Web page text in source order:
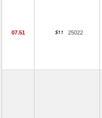
07.51 25022